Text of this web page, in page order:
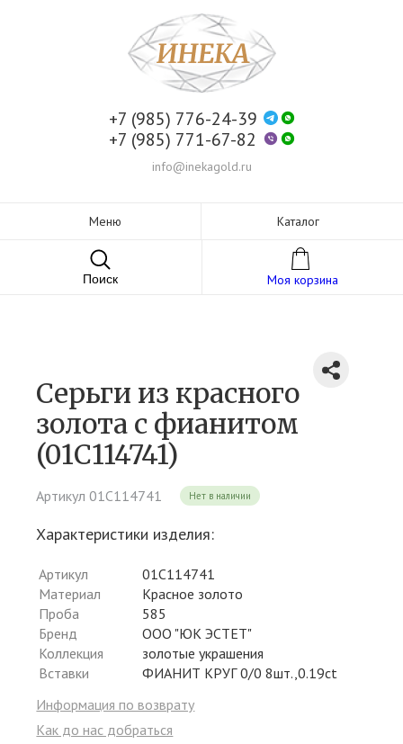
+7 (985) 776-24-39
+7 (985) 771-67-82
info@inekagold.ru
Меню Каталог
Поиск Моя корзина
Серьги из красного
золота c фианитом
(01С114741)
Артикул 01С114741 Нет в наличии
Характеристики изделия:
Артикул
01С114741
Материал
Красное золото
Проба
585
Бренд
ООО "ЮК ЭСТЕТ"
Коллекция
золотые украшения
Вставки
ФИАНИТ КРУГ 0/0 8шт.,0.19ct
Информация по возврату
Как до нас добраться